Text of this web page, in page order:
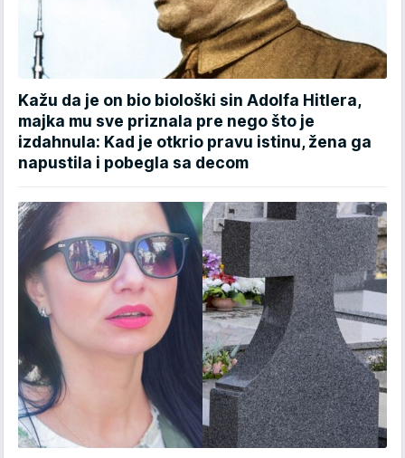
Kažu da je on bio biološki sin Adolfa Hitlera,
majka mu sve priznala pre nego što je
izdahnula: Kad je otkrio pravu istinu, žena ga
napustila i pobegla sa decom